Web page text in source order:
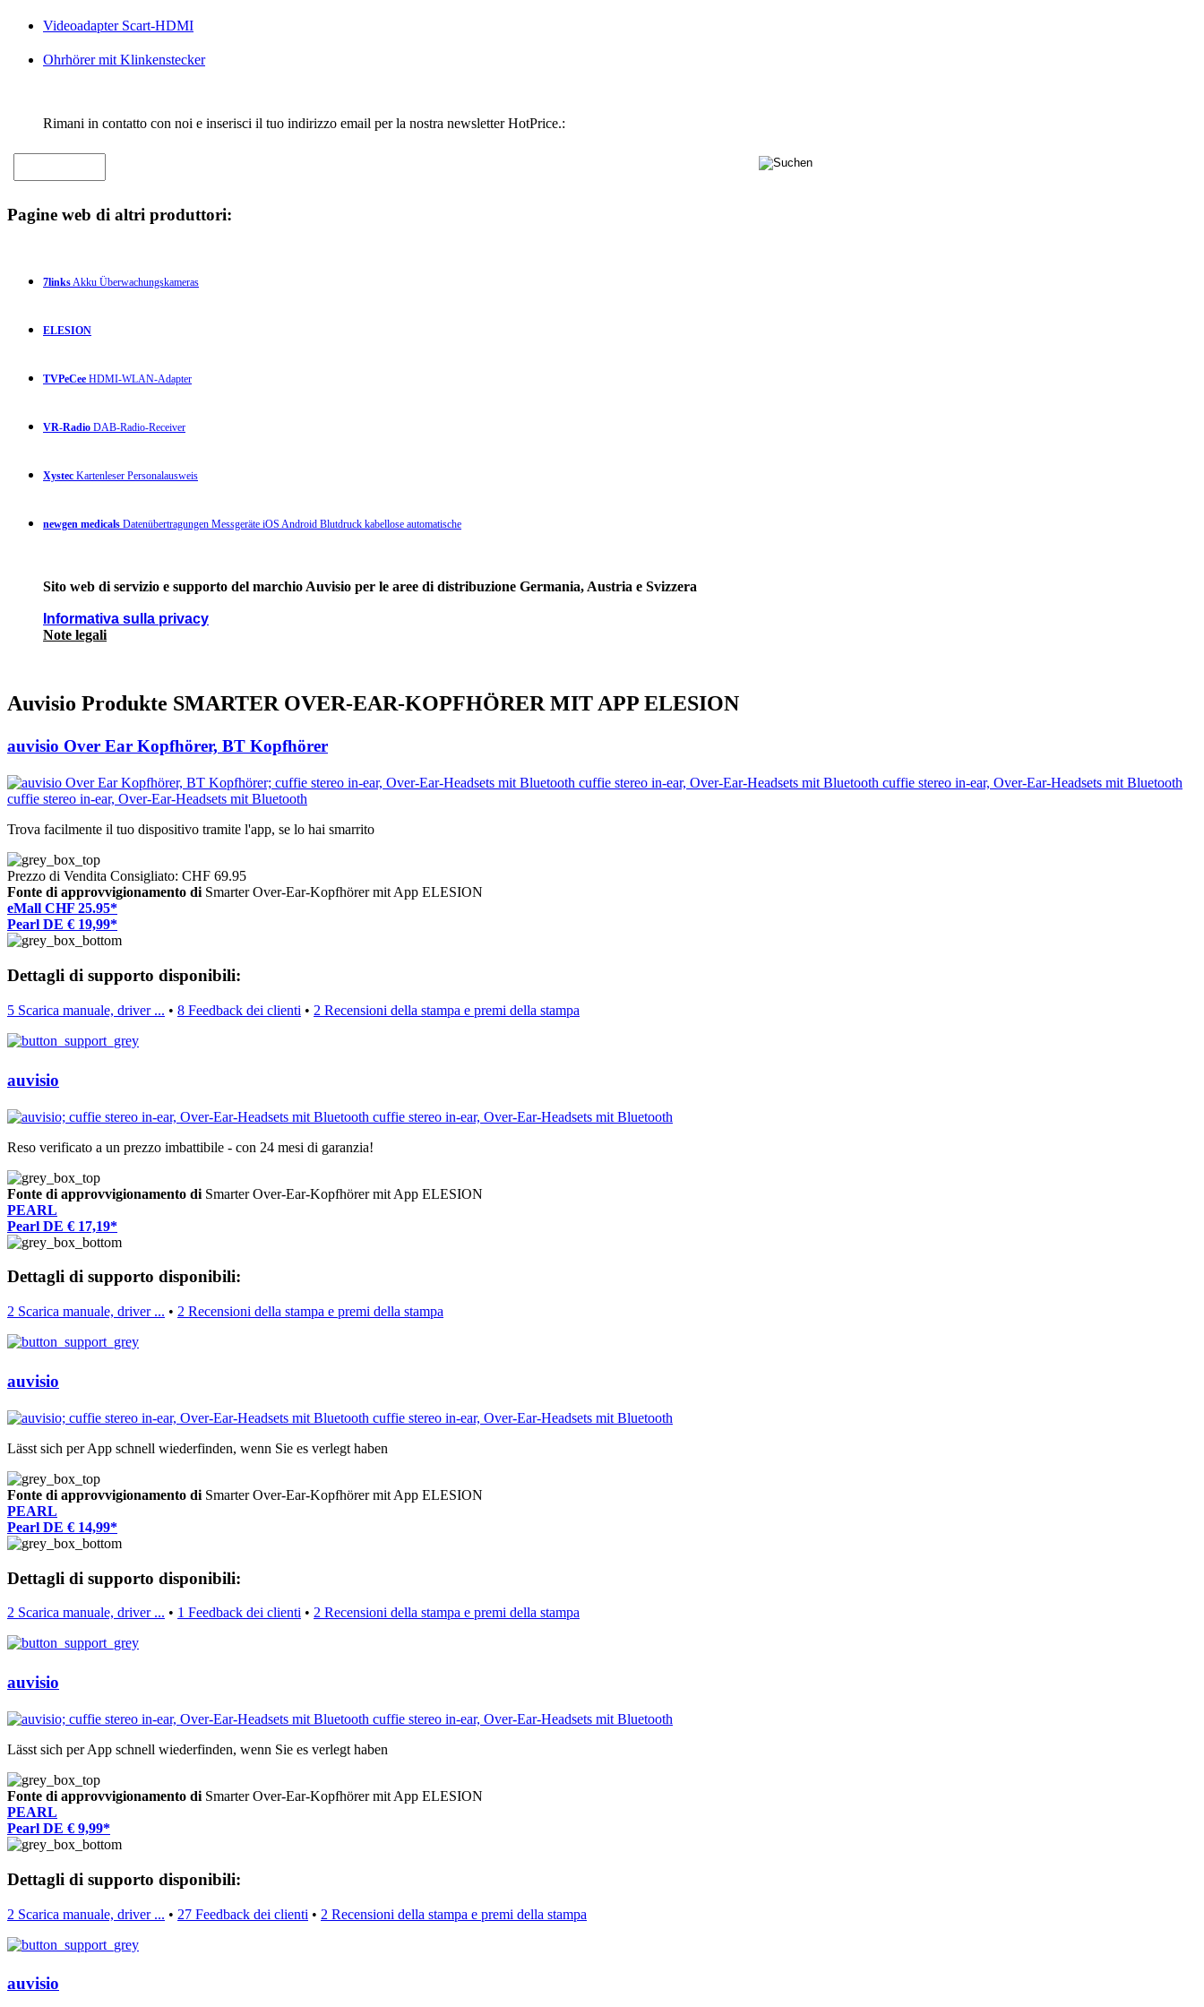
Videoadapter Scart-HDMI
Ohrhörer mit Klinkenstecker
Rimani in contatto con noi e inserisci il tuo indirizzo email per la nostra newsletter HotPrice.:
Pagine web di altri produttori:
7links Akku Überwachungskameras
ELESION
TVPeCee HDMI-WLAN-Adapter
VR-Radio DAB-Radio-Receiver
Xystec Kartenleser Personalausweis
newgen medicals Datenübertragungen Messgeräte iOS Android Blutdruck kabellose automatische
Sito web di servizio e supporto del marchio Auvisio per le aree di distribuzione Germania, Austria e Svizzera
Informativa sulla privacy
Note legali
Auvisio Produkte SMARTER OVER-EAR-KOPFHÖRER MIT APP ELESION
auvisio Over Ear Kopfhörer, BT Kopfhörer
Trova facilmente il tuo dispositivo tramite l'app, se lo hai smarrito
Prezzo di Vendita Consigliato: CHF 69.95
Fonte di approvvigionamento di Smarter Over-Ear-Kopfhörer mit App ELESION
eMall CHF 25.95*
Pearl DE € 19,99*
Dettagli di supporto disponibili:
5 Scarica manuale, driver ... • 8 Feedback dei clienti • 2 Recensioni della stampa e premi della stampa
auvisio
Reso verificato a un prezzo imbattibile - con 24 mesi di garanzia!
Fonte di approvvigionamento di Smarter Over-Ear-Kopfhörer mit App ELESION
PEARL
Pearl DE € 17,19*
Dettagli di supporto disponibili:
2 Scarica manuale, driver ... • 2 Recensioni della stampa e premi della stampa
auvisio
Lässt sich per App schnell wiederfinden, wenn Sie es verlegt haben
Fonte di approvvigionamento di Smarter Over-Ear-Kopfhörer mit App ELESION
PEARL
Pearl DE € 14,99*
Dettagli di supporto disponibili:
2 Scarica manuale, driver ... • 1 Feedback dei clienti • 2 Recensioni della stampa e premi della stampa
auvisio
Lässt sich per App schnell wiederfinden, wenn Sie es verlegt haben
Fonte di approvvigionamento di Smarter Over-Ear-Kopfhörer mit App ELESION
PEARL
Pearl DE € 9,99*
Dettagli di supporto disponibili:
2 Scarica manuale, driver ... • 27 Feedback dei clienti • 2 Recensioni della stampa e premi della stampa
auvisio